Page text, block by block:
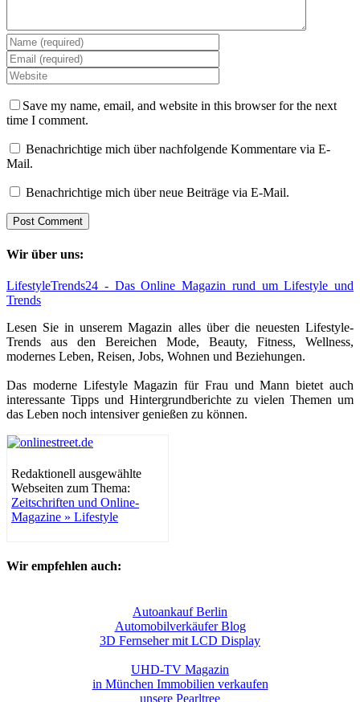
Save my name, email, and website in this browser for the next
time I comment.
Benachrichtige mich über nachfolgende Kommentare via E-
Mail.
Benachrichtige mich über neue Beiträge via E-Mail.
Wir über uns:
LifestyleTrends24 - Das Online Magazin rund um Lifestyle und
Trends
Lesen Sie in unserem Magazin alles über die neuesten Lifestyle-
Trends aus den Bereichen Mode, Beauty, Fitness, Wellness,
modernes Leben, Reisen, Jobs, Wohnen und Beziehungen.
Das moderne Lifestyle Magazin für Frau und Mann bietet auch
interessante Tipps und Hintergrundberichte zu vielen Themen um
das Leben noch intensiver genießen zu können.
Redaktionell ausgewählte
Webseiten zum Thema:
Zeitschriften und Online-
Magazine » Lifestyle
Wir empfehlen auch:
Autoankauf Berlin
Automobilverkäufer Blog
3D Fernseher mit LCD Display
UHD-TV Magazin
in München Immobilien verkaufen
unsere Pearltree